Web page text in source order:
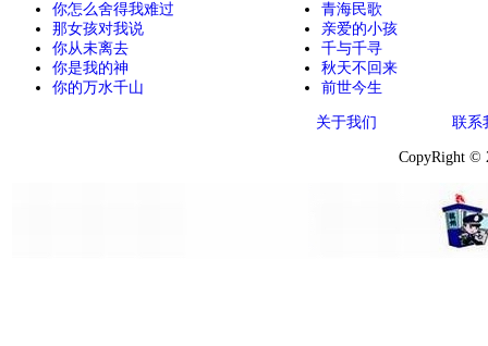
你怎么舍得我难过
那女孩对我说
你从未离去
你是我的神
你的万水千山
青海民歌
亲爱的小孩
千与千寻
秋天不回来
前世今生
关于我们 联系
CopyRight ©